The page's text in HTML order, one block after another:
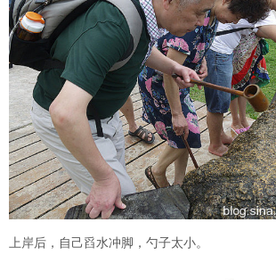
上岸后，自己舀水冲脚，勺子太小。